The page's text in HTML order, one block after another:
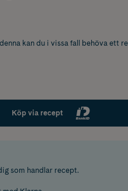
kan du i vissa fall behöva ett
Köp via recept
som handlar recept.